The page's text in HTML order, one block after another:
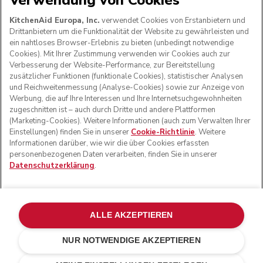
WIR AKZEPTIEREN
FOLGEN SIE UNS
und das Design der Küchenmaschine sind eingetragene
Marken in den USA und in anderen Ländern.
Meine cookies verwalten
Datenschutzerklärung
KitchenAid Europa, Inc. verwendet Cookies von Erstanbietern und
Drittanbietern um die Funktionalität der Website zu gewährleisten und
ein nahtloses Browser-Erlebnis zu bieten (unbedingt notwendige
Cookies). Mit Ihrer Zustimmung verwenden wir Cookies auch zur
Verbesserung der Website-Performance, zur Bereitstellung
zusätzlicher Funktionen (funktionale Cookies), statistischer Analysen
und Reichweitenmessung (Analyse-Cookies) sowie zur Anzeige von
Werbung, die auf Ihre Interessen und Ihre Internetsuchgewohnheiten
zugeschnitten ist – auch durch Dritte und andere Plattformen
(Marketing-Cookies). Weitere Informationen (auch zum Verwalten Ihrer
Einstellungen) finden Sie in unserer Cookie-Richtlinie. Weitere
Informationen darüber, wie wir die über Cookies erfassten
personenbezogenen Daten verarbeiten, finden Sie in unserer
Datenschutzerklärung.
NUR NOTWENDIGE AKZEPTIEREN
ALLE AKZEPTIEREN